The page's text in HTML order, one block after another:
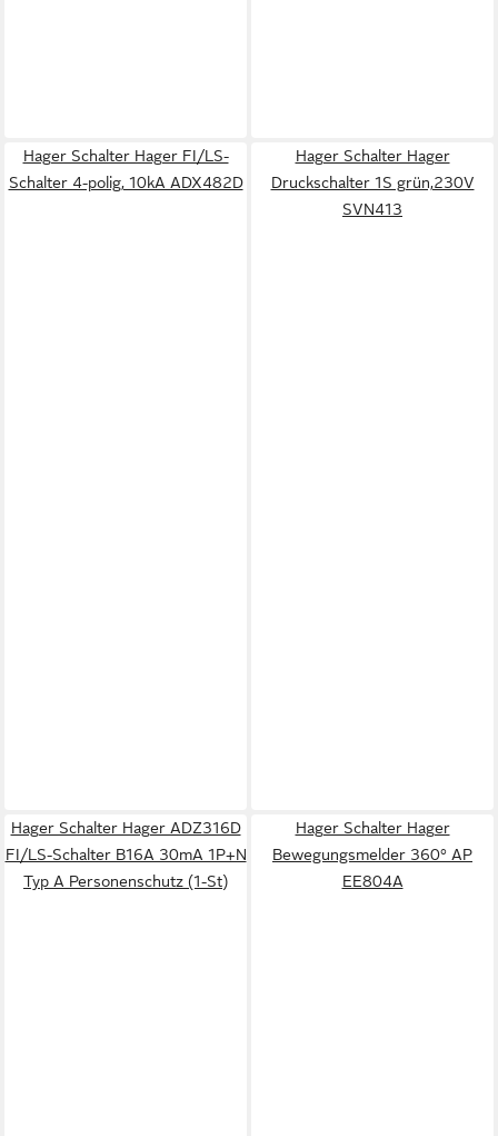
Hager Schalter Hager FI/LS-
Schalter 4-polig, 10kA ADX482D
Hager Schalter Hager
Druckschalter 1S grün,230V
SVN413
Hager Schalter Hager ADZ316D
FI/LS-Schalter B16A 30mA 1P+N
Typ A Personenschutz (1-St)
Hager Schalter Hager
Bewegungsmelder 360° AP
EE804A